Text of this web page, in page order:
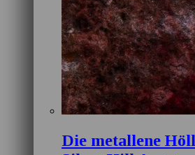
Die metallene